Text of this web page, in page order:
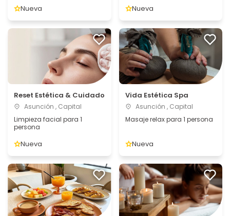
Nueva Nueva
Reset Estética & Cuidado
Asunción , Capital
Limpieza facial para 1
persona
Nueva
Vida Estética Spa
Asunción , Capital
Masaje relax para 1 persona
Nueva